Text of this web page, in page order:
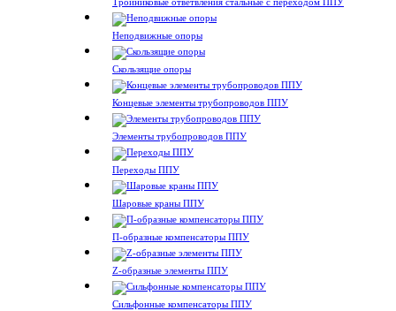
Неподвижные опоры
Скользящие опоры
Концевые элементы трубопроводов ППУ
Элементы трубопроводов ППУ
Переходы ППУ
Шаровые краны ППУ
П-образные компенсаторы ППУ
Z-образные элементы ППУ
Сильфонные компенсаторы ППУ